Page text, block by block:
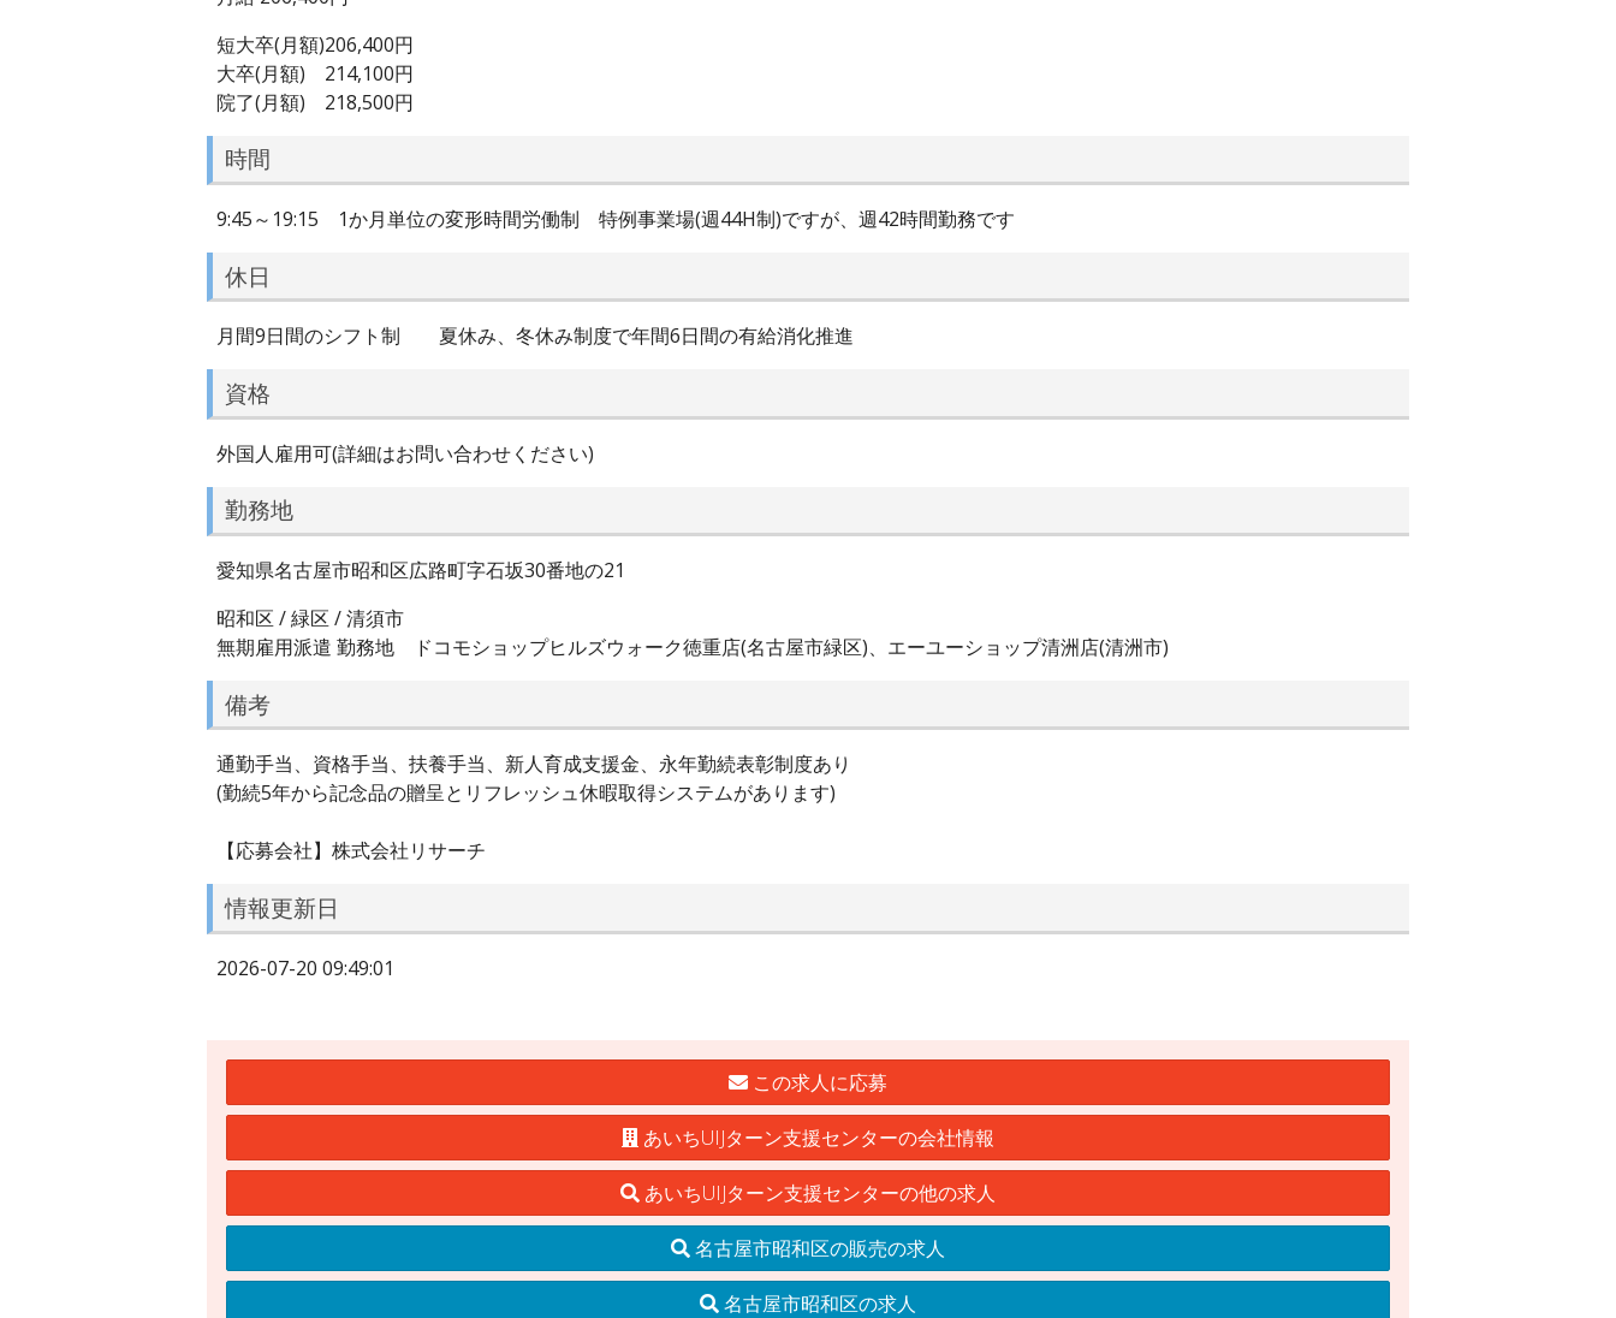
短大卒(月額)206,400円
大卒(月額) 214,100円
院了(月額) 218,500円
時間
9:45～19:15 1か月単位の変形時間労働制 特例事業場(週44H制)ですが、週42時間勤務です
休日
月間9日間のシフト制 夏休み、冬休み制度で年間6日間の有給消化推進
資格
外国人雇用可(詳細はお問い合わせください)
勤務地
愛知県名古屋市昭和区広路町字石坂30番地の21
昭和区 / 緑区 / 清須市
無期雇用派遣 勤務地 ドコモショップヒルズウォーク徳重店(名古屋市緑区)、エーユーショップ清洲店(清洲市)
備考
通勤手当、資格手当、扶養手当、新人育成支援金、永年勤続表彰制度あり
(勤続5年から記念品の贈呈とリフレッシュ休暇取得システムがあります)
【応募会社】株式会社リサーチ
情報更新日
2026-07-20 09:49:01
この求人に応募
あいちUIJターン支援センターの会社情報
あいちUIJターン支援センターの他の求人
名古屋市昭和区の販売の求人
名古屋市昭和区の求人